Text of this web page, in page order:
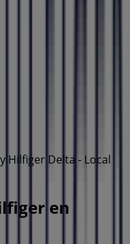
Hilfiger Delta - Local
en